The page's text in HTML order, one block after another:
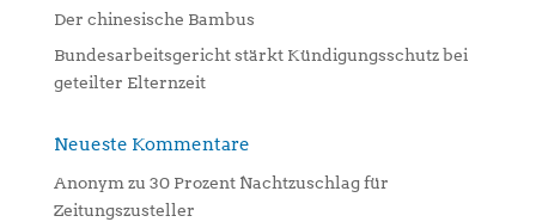
Der chinesische Bambus
Bundesarbeitsgericht stärkt Kündigungsschutz bei
geteilter Elternzeit
Neueste Kommentare
Anonym zu 30 Prozent Nachtzuschlag für
Zeitungszusteller